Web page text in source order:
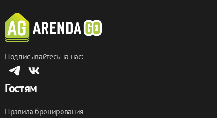
Подписывайтесь на нас:
Гостям
Правила бронирования